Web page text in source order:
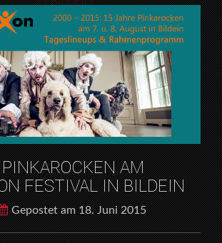
AM
FESTIVAL IN BILDEIN
Gepostet am 18. Juni 2015